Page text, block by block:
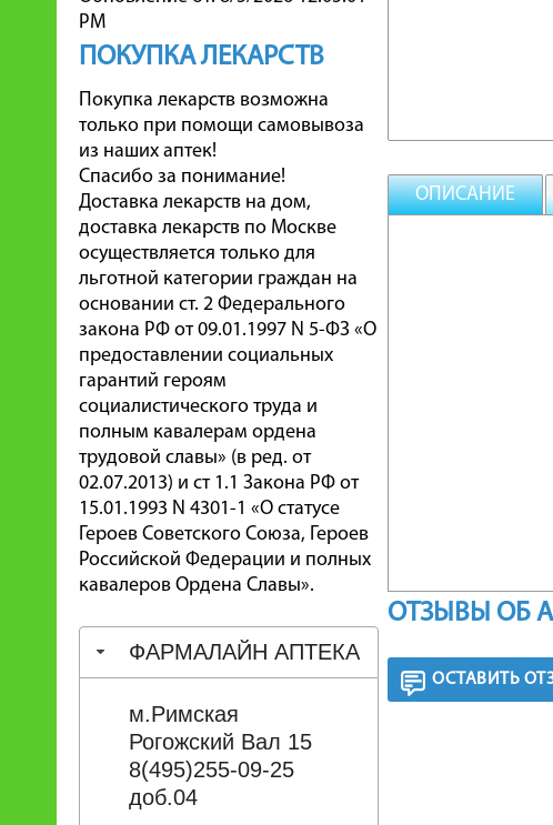
PM
ПОКУПКА ЛЕКАРСТВ
Покупка лекарств возможна
только при помощи самовывоза
из наших аптек!
Спасибо за понимание!
Доставка лекарств на дом,
доставка лекарств по Москве
осуществляется только для
льготной категории граждан на
основании ст. 2 Федерального
закона РФ от 09.01.1997 N 5-ФЗ «О
предоставлении социальных
гарантий героям
социалистического труда и
полным кавалерам ордена
трудовой славы» (в ред. от
02.07.2013) и ст 1.1 Закона РФ от
15.01.1993 N 4301-1 «О статусе
Героев Советского Союза, Героев
Российской Федерации и полных
кавалеров Ордена Славы».
ФАРМАЛАЙН АПТЕКА
м.Римская
Рогожский Вал 15
8(495)255-09-25
доб.04
ОПИСАНИЕ
ОТЗЫВЫ ОБ
ОСТАВИТЬ